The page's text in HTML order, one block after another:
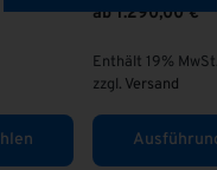
ab 1.290,00€
Enthält 19%
zzgl. Versand